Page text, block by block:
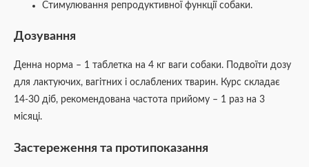
Стимулювання репродуктивної функції собаки.
Дозування
Денна норма – 1 таблетка на 4 кг ваги собаки. Подвоїти дозу
для лактуючих, вагітних і ослаблених тварин. Курс складає
14-30 діб, рекомендована частота прийому – 1 раз на 3
місяці.
Застереження та протипоказання